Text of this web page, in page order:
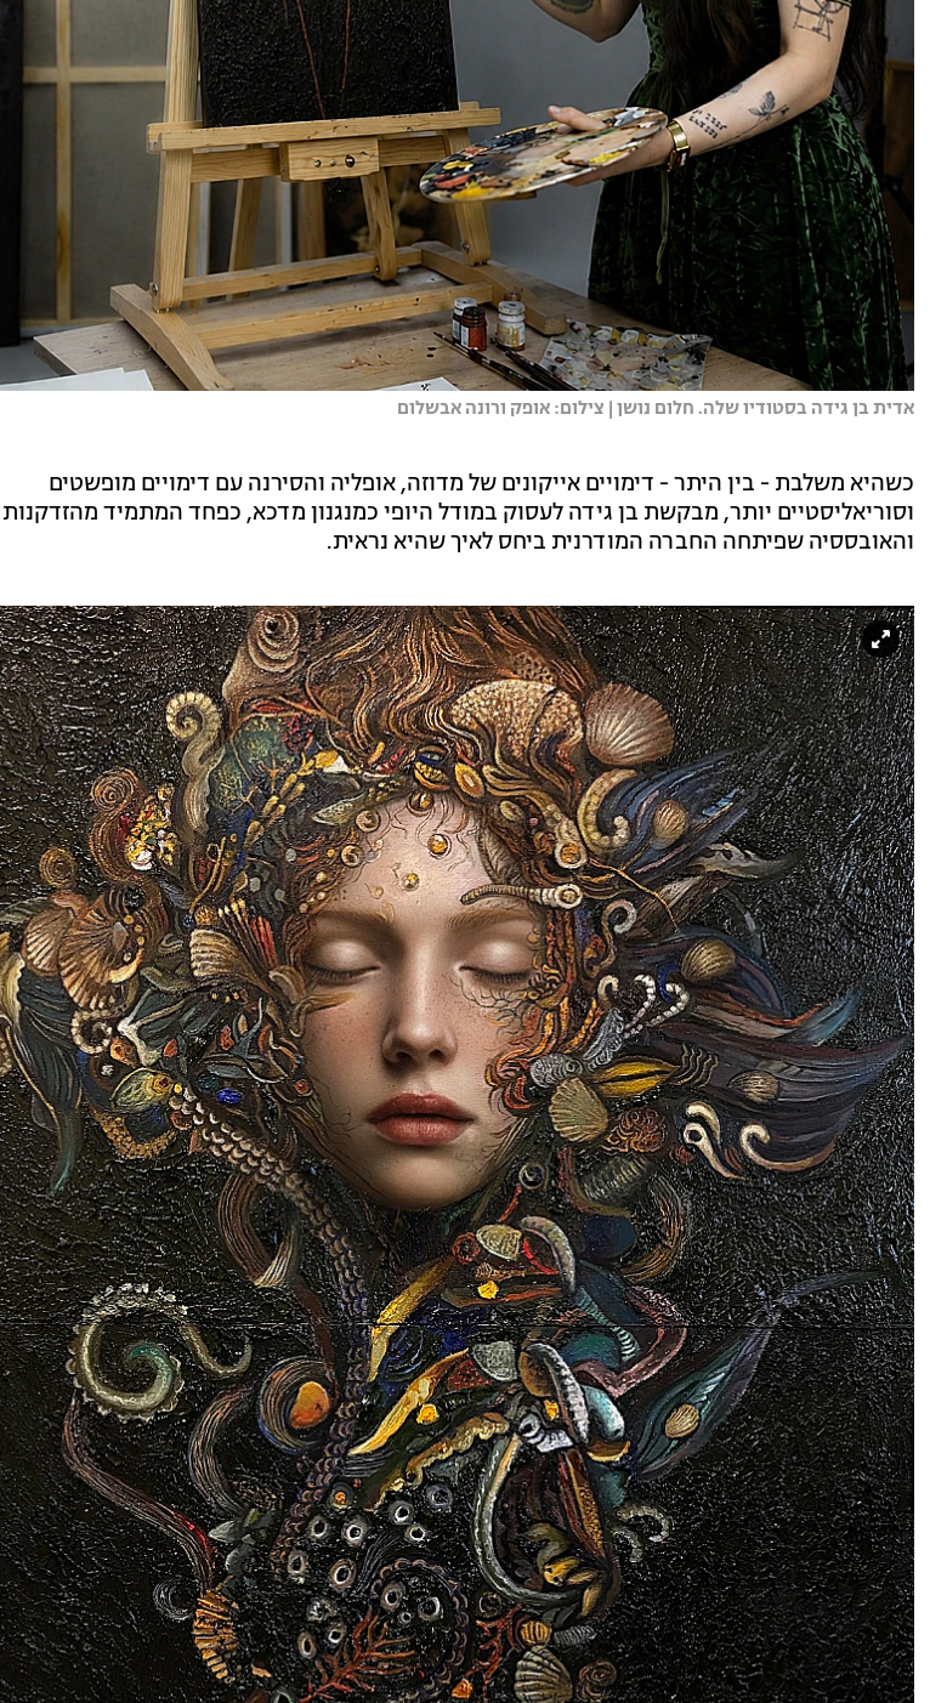
אדית בן גידה בסטודיו שלה. חלום נושן | צילום: אופק ורונה אבשלום
כשהיא משלבת - בין היתר - דימויים אייקונים של מדוזה, אופליה והסירנה עם דימויים מופשטים
וסוריאליסטיים יותר, מבקשת בן גידה לעסוק במודל היופי כמנגנון מדכא, כפחד המתמיד מהזדקנות
והאובססיה שפיתחה החברה המודרנית ביחס לאיך שהיא נראית.